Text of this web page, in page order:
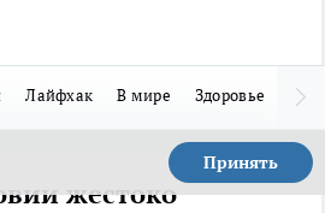
Лайфхак В мире Здоровье
Принять
жестоко